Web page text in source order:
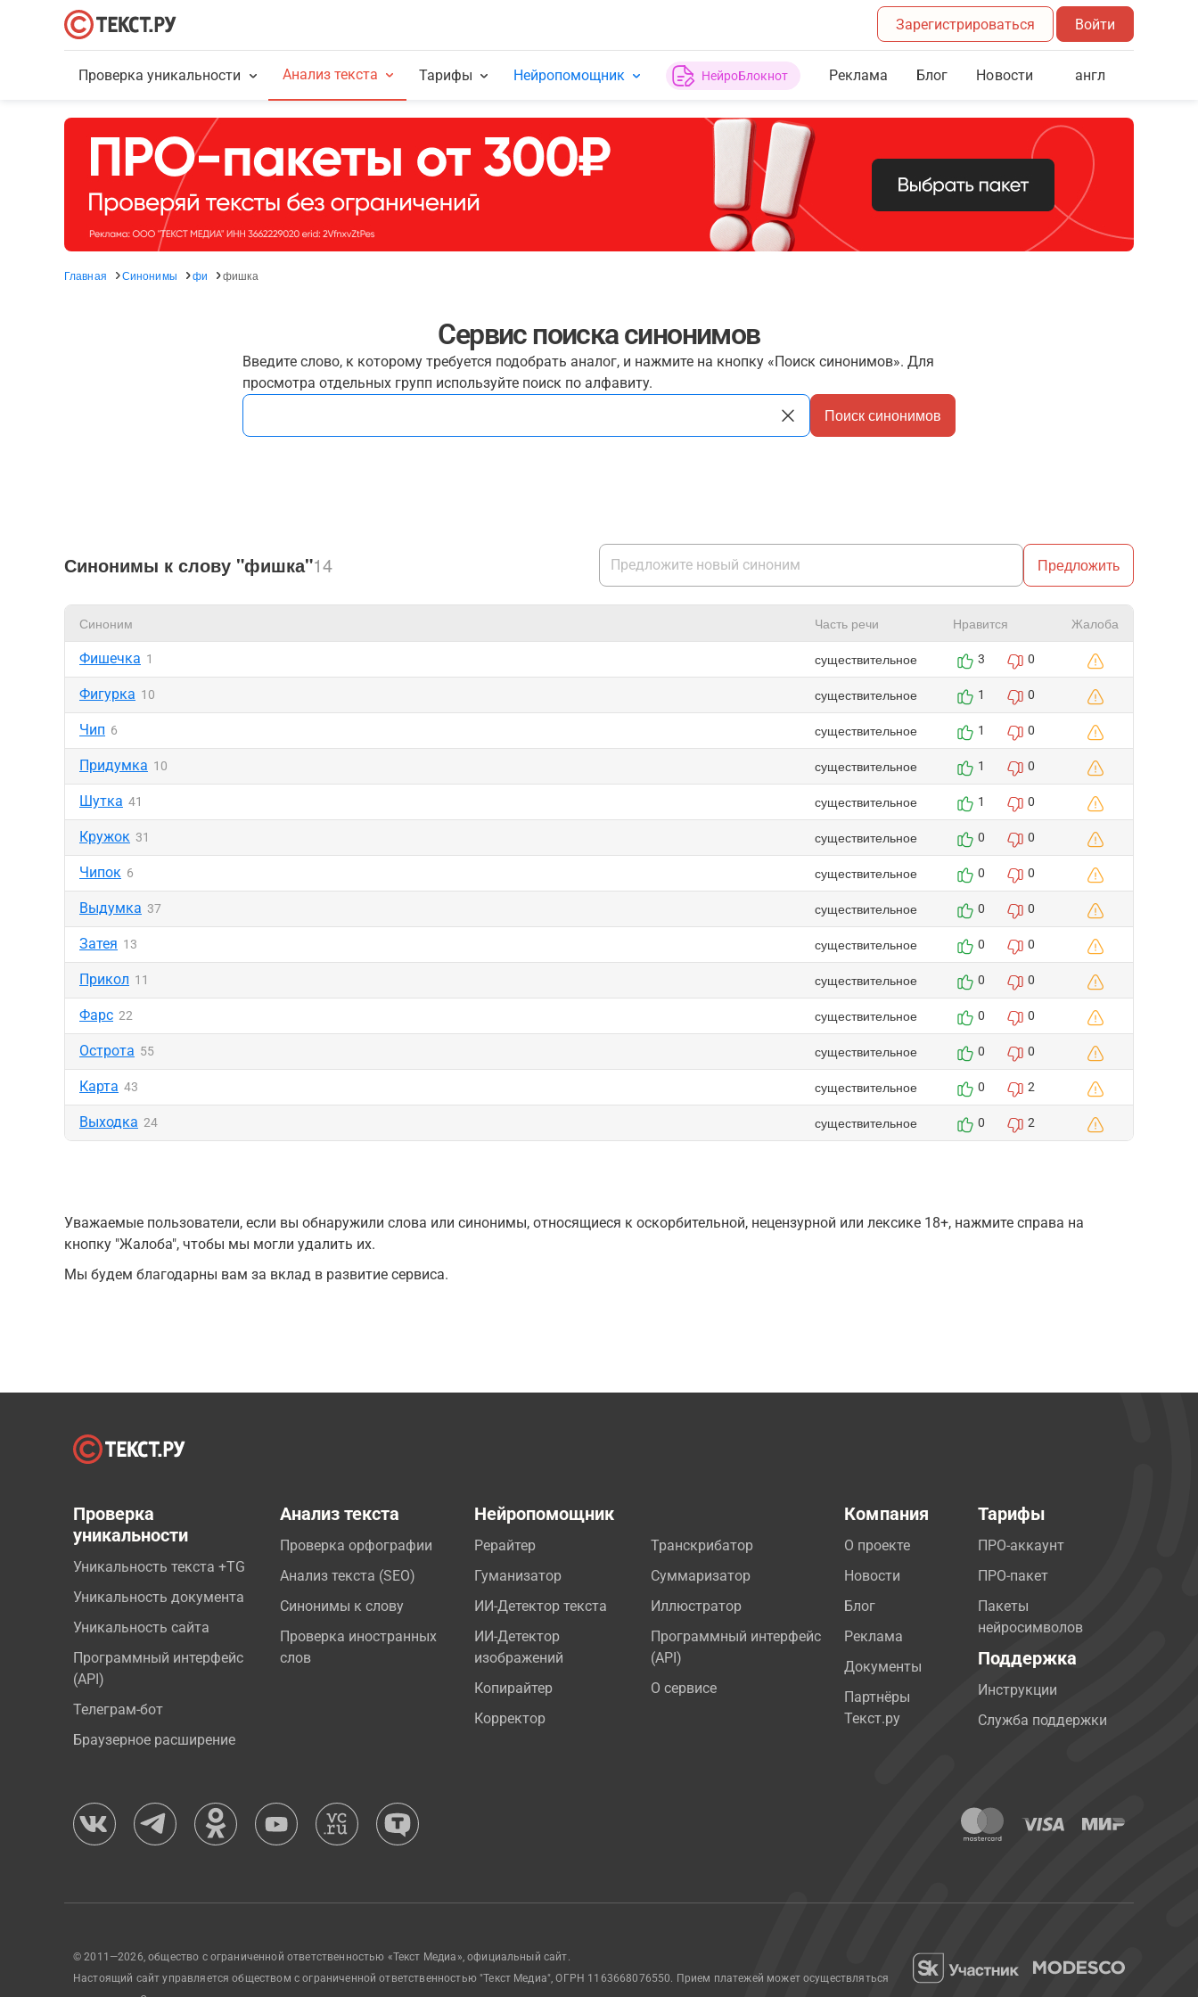
Зарегистрироваться Войти
Проверка уникальности Анализ текста Тарифы Нейропомощник НейроБлокнот Реклама Блог Новости англ
Главная Синонимы фи фишка
Сервис поиска синонимов
Введите слово, к которому требуется подобрать аналог, и нажмите на кнопку «Поиск синонимов». Для
просмотра отдельных групп используйте поиск по алфавиту.
Поиск синонимов
Синонимы к слову "фишка"14 Предложить
Синоним Часть речи Нравится Жалоба
Фишечка 1 существительное 3 0
Фигурка 10 существительное 1 0
Чип 6 существительное 1 0
Придумка 10 существительное 1 0
Шутка 41 существительное 1 0
Кружок 31 существительное 0 0
Чипок 6 существительное 0 0
Выдумка 37 существительное 0 0
Затея 13 существительное 0 0
Прикол 11 существительное 0 0
Фарс 22 существительное 0 0
Острота 55 существительное 0 0
Карта 43 существительное 0 2
Выходка 24 существительное 0 2
Уважаемые пользователи, если вы обнаружили слова или синонимы, относящиеся к оскорбительной, нецензурной или лексике 18+, нажмите справа на
кнопку "Жалоба", чтобы мы могли удалить их.
Мы будем благодарны вам за вклад в развитие сервиса.
Проверка
уникальности
Уникальность текста +TG
Уникальность документа
Уникальность сайта
Программный интерфейс
(API)
Телеграм-бот
Браузерное расширение
Анализ текста
Проверка орфографии
Анализ текста (SEO)
Синонимы к слову
Проверка иностранных
слов
Нейропомощник
Рерайтер
Гуманизатор
ИИ-Детектор текста
ИИ-Детектор
изображений
Копирайтер
Корректор
Транскрибатор
Суммаризатор
Иллюстратор
Программный интерфейс
(API)
О сервисе
Компания
О проекте
Новости
Блог
Реклама
Документы
Партнёры
Текст.ру
Тарифы
ПРО-аккаунт
ПРО-пакет
Пакеты
нейросимволов
Поддержка
Инструкции
Служба поддержки
© 2011—2026, общество с ограниченной ответственностью «Текст Медиа», официальный сайт.
Настоящий сайт управляется обществом с ограниченной ответственностью "Текст Медиа", ОГРН 1163668076550. Прием платежей может осуществляться